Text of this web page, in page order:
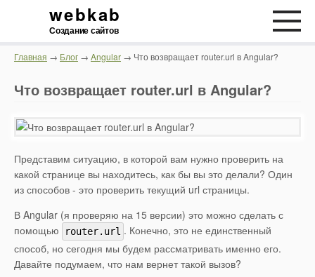
webkab
Создание сайтов
Что возвращает router.url в Angular?
Представим ситуацию, в которой вам нужно проверить на
какой странице вы находитесь, как бы вы это делали? Один
из способов - это проверить текущий url страницы.
В Angular (я проверяю на 15 версии) это можно сделать с
помощью
router.url . Конечно, это не единственный
способ, но сегодня мы будем рассматривать именно его.
Давайте подумаем, что нам вернет такой вызов?
Главная → Блог → Angular → Что возвращает router.url в Angular?